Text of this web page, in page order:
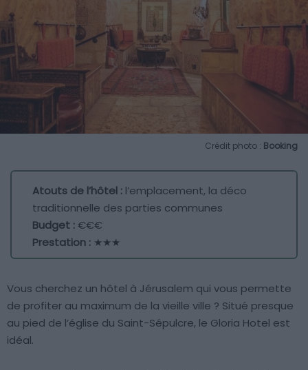
Crédit photo : Booking
Atouts de l’hôtel : l’emplacement, la déco
traditionnelle des parties communes
Budget :€€€
Prestation : ★★★
Vous cherchez un hôtel à Jérusalem qui vous permette
de profiter au maximum de la vieille ville ? Situé presque
au pied de l’église du Saint-Sépulcre, le Gloria Hotel est
idéal.